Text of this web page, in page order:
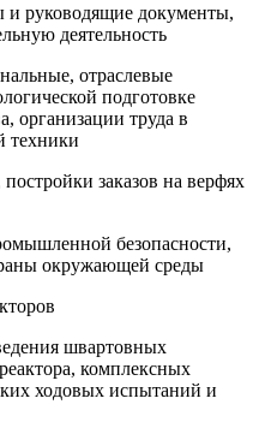
руководящие документы,
деятельность
отраслевые
подготовке
организации труда в
техники
заказов на верфях
безопасности,
окружающей среды
швартовных
комплексных
ходовых испытаний и